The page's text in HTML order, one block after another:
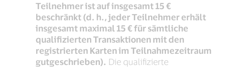
Teilnehmer ist auf insgesamt 15 €
beschränkt (d. h., jeder Teilnehmer erhält
insgesamt maximal 15 € für sämtliche
qualifizierten Transaktionen mit den
registrierten Karten im Teilnahmezeitraum
gutgeschrieben). Die qualifizierte